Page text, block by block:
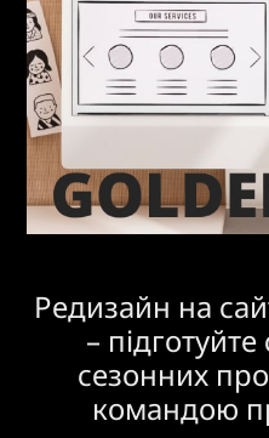
Редизайн на
– підготуйте
сезонних
командою